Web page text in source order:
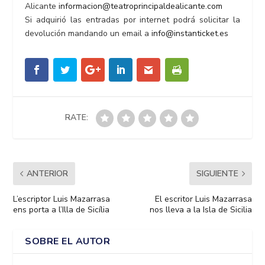
Alicanteinformacion@teatroprincipaldealicante.com
Si adquirió las entradas por internet podrá solicitar la
devolución mandando un email ainfo@instanticket.es
RATE:
ANTERIOR
L’escriptor Luis Mazarrasa
ens porta a l’Illa de Sicília
SIGUIENTE
El escritor Luis Mazarrasa
nos lleva a la Isla de Sicilia
SOBRE EL AUTOR